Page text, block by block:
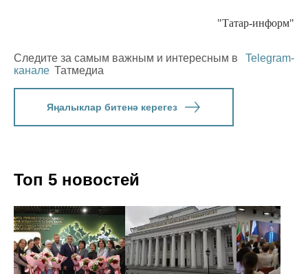
"Татар-информ"
Следите за самым важным и интересным в
Telegram-
канале Татмедиа
Яңалыклар битенә керегез
Топ 5 новостей